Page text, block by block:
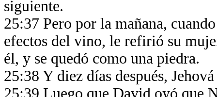
siguiente.
25:37 Pero por la mañana,
efectos del vino, le refirió su
él, y se quedó como una piedra.
25:38 Y diez días después,
25:39 Luego que David oyó que